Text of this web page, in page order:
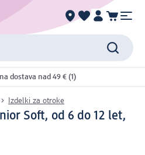
dostava nad 49 € (1)
Izdelki za otroke
Soft, od 6 do 12 let,